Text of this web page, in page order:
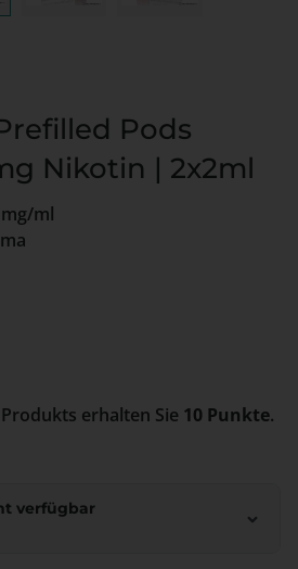
Pods
Nikotin | 2x2ml
ml
erhalten Sie 10 Punkte.
verfügbar